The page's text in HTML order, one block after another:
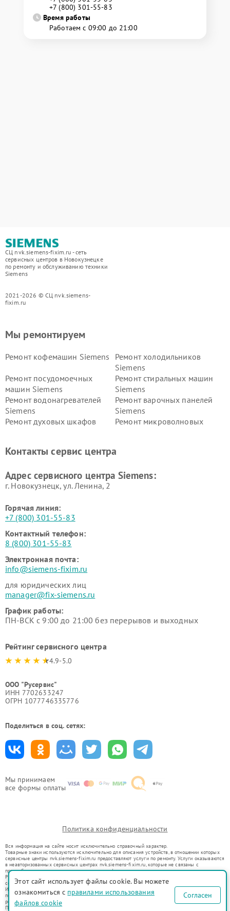
+7 (800) 301-55-83
Время работы
Работаем с 09:00 до 21:00
СЦ nvk.siemens-fixim.ru - сеть
сервисных центров в Новокузнецке
по ремонту и обслуживанию техники
Siemens
2021-2026 © СЦ nvk.siemens-
fixim.ru
Мы принимаем
все формы оплаты
Мы ремонтируем
Ремонт кофемашин Siemens
Ремонт холодильников
Siemens
Ремонт посудомоечных
машин Siemens
Ремонт стиральных машин
Siemens
Ремонт водонагревателей
Siemens
Ремонт варочных панелей
Siemens
Ремонт духовых шкафов
Ремонт микроволновых
Siemens
Siemens
Siemens
Siemens
Контакты сервис центра
Адрес сервисного центра Siemens:
г. Новокузнецк, ул. Ленина, 2
Горячая линия:
+7 (800) 301-55-83
Контактный телефон:
8 (800) 301-55-83
Электронная почта:
info@siemens-fixim.ru
для юридических лиц
manager@fix-siemens.ru
График работы:
ПН-ВСК с 9:00 до 21:00 без перерывов и выходных
Рейтинг сервисного центра
4.9-5.0
ООО "Русервис"
ИНН 7702633247
ОГРН 1077746335776
Поделиться в соц. сетях:
Политика конфиденциальности
Вся информация на сайте носит исключительно справочный характер.
Товарные знаки используются исключительно для описания устройств, в отношении которых
сервисные центры nvk.siemens-fixim.ru предоставляют услуги по ремонту. Услуги оказываются
в неавторизованных сервисных центрах nvk.siemens-fixim.ru, которые не связаны с
правообладателями товарных знаков или их официальными представителями.
Ремонт осуществляется для устройств, уже введенных в гражданский оборот в соответствии
со статьей 1487 ГК РФ.
Использование товарных знаков не преследует цели индивидуализации услуг или введения
потребителей в заблуждение, а служит для информирования о предоставляемых услугах по
ремонту техники указанных брендов.
Представленная на сайте информация не является публичной офертой, определяемой
Этот сайт использует файлы cookie. Вы можете
ознакомиться с правилами использования
файлов cookie
Согласен